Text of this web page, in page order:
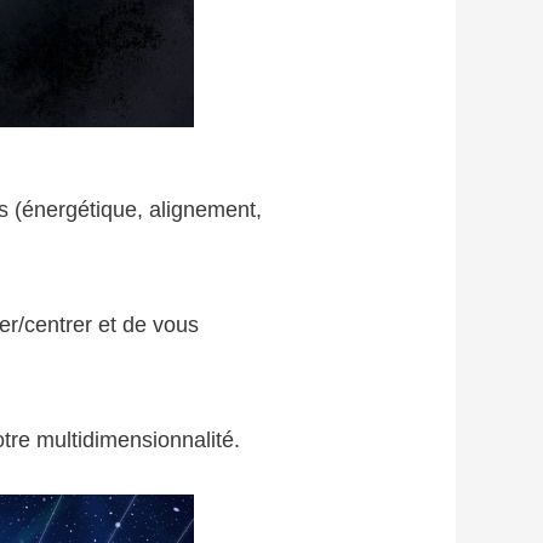
(énergétique, alignement,
centrer et de vous
multidimensionnalité.